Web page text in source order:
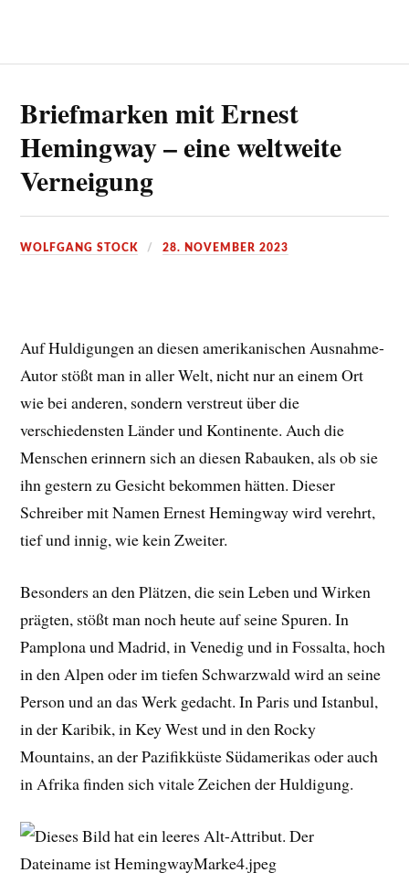
Briefmarken mit Ernest
Hemingway – eine weltweite
Verneigung
WOLFGANG STOCK 28. NOVEMBER 2023
Auf Huldigungen an diesen amerikanischen Ausnahme-
Autor stößt man in aller Welt, nicht nur an einem Ort
wie bei anderen, sondern verstreut über die
verschiedensten Länder und Kontinente. Auch die
Menschen erinnern sich an diesen Rabauken, als ob sie
ihn gestern zu Gesicht bekommen hätten. Dieser
Schreiber mit Namen Ernest Hemingway wird verehrt,
tief und innig, wie kein Zweiter.
Besonders an den Plätzen, die sein Leben und Wirken
prägten, stößt man noch heute auf seine Spuren. In
Pamplona und Madrid, in Venedig und in Fossalta, hoch
in den Alpen oder im tiefen Schwarzwald wird an seine
Person und an das Werk gedacht. In Paris und Istanbul,
in der Karibik, in Key West und in den Rocky
Mountains, an der Pazifikküste Südamerikas oder auch
in Afrika finden sich vitale Zeichen der Huldigung.